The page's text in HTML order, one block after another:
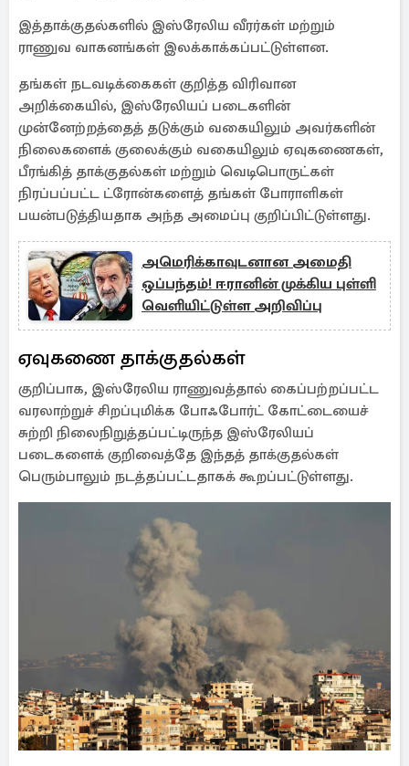
இத்தாக்குதல்களில் இஸ்ரேலிய வீரர்கள் மற்றும்
ராணுவ வாகனங்கள் இலக்காக்கப்பட்டுள்ளன.
தங்கள் நடவடிக்கைகள் குறித்த விரிவான
அறிக்கையில், இஸ்ரேலியப் படைகளின்
முன்னேற்றத்தைத் தடுக்கும் வகையிலும் அவர்களின்
நிலைகளைக் குலைக்கும் வகையிலும் ஏவுகணைகள்,
பீரங்கித் தாக்குதல்கள் மற்றும் வெடிபொருட்கள்
நிரப்பப்பட்ட ட்ரோன்களைத் தங்கள் போராளிகள்
பயன்படுத்தியதாக அந்த அமைப்பு குறிப்பிட்டுள்ளது.
அமெரிக்காவுடனான அமைதி
ஒப்பந்தம்! ஈரானின் முக்கிய புள்ளி
வெளியிட்டுள்ள அறிவிப்பு
ஏவுகணை தாக்குதல்கள்
குறிப்பாக, இஸ்ரேலிய ராணுவத்தால் கைப்பற்றப்பட்ட
வரலாற்றுச் சிறப்புமிக்க போஃபோர்ட் கோட்டையைச்
சுற்றி நிலைநிறுத்தப்பட்டிருந்த இஸ்ரேலியப்
படைகளைக் குறிவைத்தே இந்தத் தாக்குதல்கள்
பெரும்பாலும் நடத்தப்பட்டதாகக் கூறப்பட்டுள்ளது.